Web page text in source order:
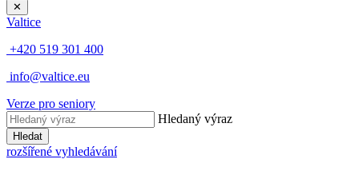
✕
Valtice
+420 519 301 400
info@valtice.eu
Verze pro seniory
Hledaný výraz
Hledat
rozšířené vyhledávání